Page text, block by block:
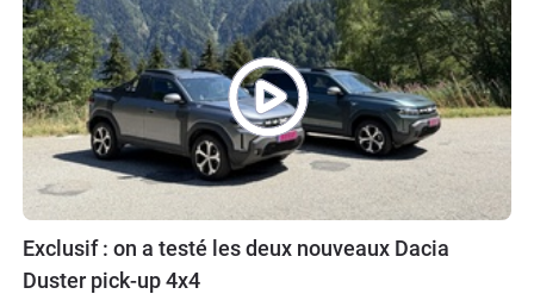
Exclusif : on a testé les deux nouveaux Dacia
Duster pick-up 4x4